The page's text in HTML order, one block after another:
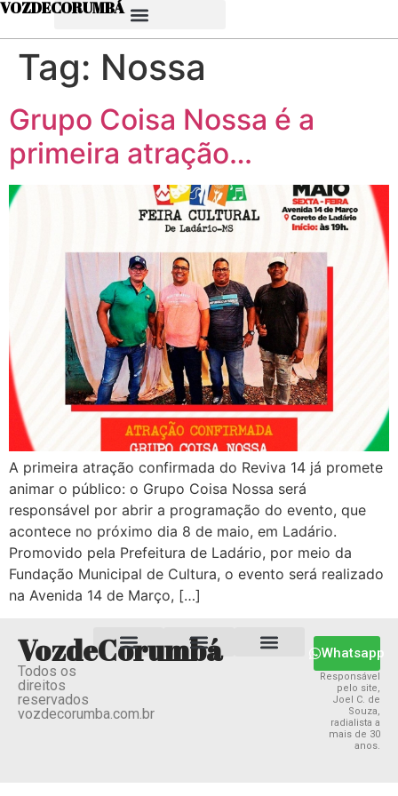
VOZDECORUMBÁ
Tag: Nossa
Grupo Coisa Nossa é a
primeira atração…
A primeira atração confirmada do Reviva 14 já promete
animar o público: o Grupo Coisa Nossa será
responsável por abrir a programação do evento, que
acontece no próximo dia 8 de maio, em Ladário.
Promovido pela Prefeitura de Ladário, por meio da
Fundação Municipal de Cultura, o evento será realizado
na Avenida 14 de Março, […]
VozdeCorumbá
Todos os
direitos
reservados
vozdecorumba.com.br
Whatsapp
Responsável
pelo site,
Joel C. de
Souza,
radialista a
mais de 30
anos.